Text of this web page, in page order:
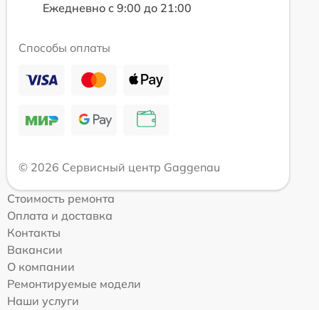
Ежедневно с 9:00 до 21:00
Способы оплаты
© 2026 Сервисный центр Gaggenau
Стоимость ремонта
Оплата и доставка
Контакты
Вакансии
О компании
Ремонтируемые модели
Наши услуги